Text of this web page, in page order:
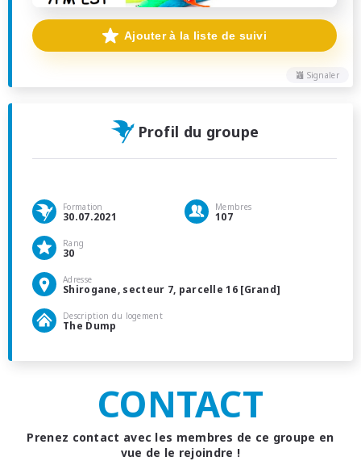
Signaler
Ajouter à la liste de suivi
Profil du groupe
Formation
30.07.2021
Membres
107
Rang
30
Adresse
Shirogane, secteur 7, parcelle 16 [Grand]
Description du logement
The Dump
CONTACT
Prenez contact avec les membres de ce groupe en
vue de le rejoindre !